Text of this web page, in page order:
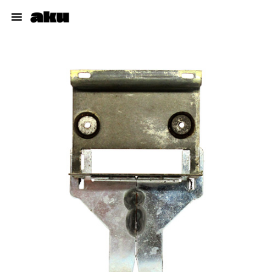
Dibujos
Proyectos
Talleres
Acerca del autor
pabloaku@gmail.com